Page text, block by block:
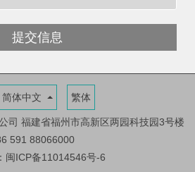
提交信息
简体中文 繁体
司 福建省福州市高新区两园科技园3号楼
591 88066000
闽ICP备11014546号-6